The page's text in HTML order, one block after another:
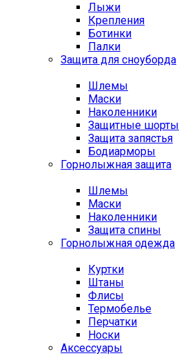
Лыжи
Крепления
Ботинки
Палки
Защита для сноуборда
Шлемы
Маски
Наколенники
Защитные шорты
Защита запястья
Бодиарморы
Горнолыжная защита
Шлемы
Маски
Наколенники
Защита спины
Горнолыжная одежда
Куртки
Штаны
Флисы
Термобелье
Перчатки
Носки
Аксессуары